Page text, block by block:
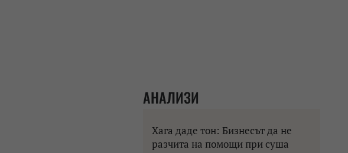
АНАЛИЗИ
Хага даде тон: Бизнесът да не
разчита на помощи при суша